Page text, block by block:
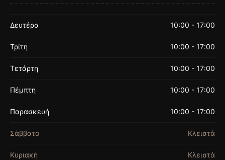
Δευτέρα 10:00 - 17:00
Τρίτη 10:00 - 17:00
Τετάρτη 10:00 - 17:00
Πέμπτη 10:00 - 17:00
Παρασκευή 10:00 - 17:00
Σάββατο Κλειστά
Κυριακή Κλειστά